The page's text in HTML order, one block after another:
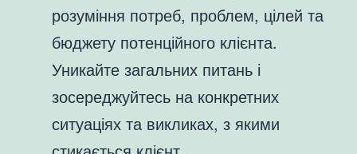
розуміння потреб, проблем, цілей та
бюджету потенційного клієнта.
Уникайте загальних питань і
зосереджуйтесь на конкретних
ситуаціях та викликах, з якими